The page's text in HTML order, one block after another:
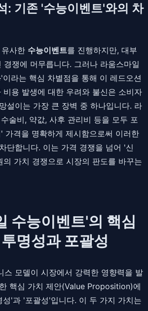
: 기존 '수능이벤트'와의 차
사한 수능이벤트를 진행하지만, 대부
경쟁에 머무릅니다. 그러나 라움스마일
'이라는 핵심 차별점을 통해 이 레드오션
비용 발생에 대한 우려와 불신은 소비자
설이는 가장 큰 장벽 중 하나입니다. 라
술비, 약값, 사후 관리비 등을 모두 포
가격을 명확하게 제시함으로써 이러한
단합니다. 이는 가격 경쟁을 넘어 '신
가치 경쟁으로 시장의 판도를 바꾸는
수능이벤트'의 핵심
명성과 포괄성
스 모델이 시장에서 강력한 영향력을 발
핵심 가치 제안(Value Proposition)에
성'과 '포괄성'입니다. 이 두 가지 가치는